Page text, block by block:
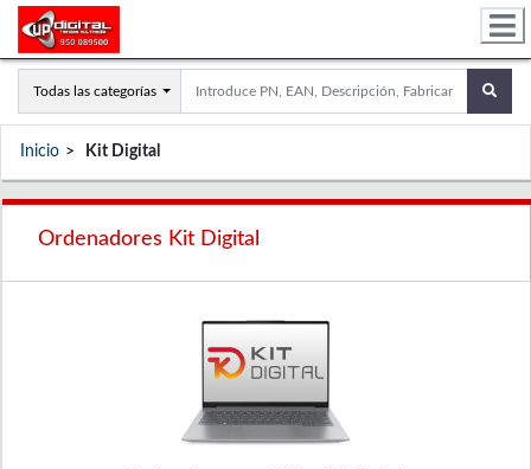
Todas las categorías
Inicio Kit Digital
Ordenadores Kit Digital